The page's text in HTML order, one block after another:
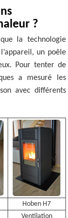
?
la technologie
un poêle
Pour tenter de
a mesuré les
avec différents
Hoben H7
Ventilation